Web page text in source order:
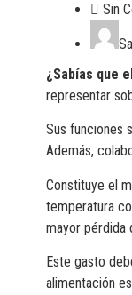
Sin
¿Sabías que
representar
Sus funciones
Además,
Constituye el
temperatura
mayor pérdida
Este gasto
alimentación